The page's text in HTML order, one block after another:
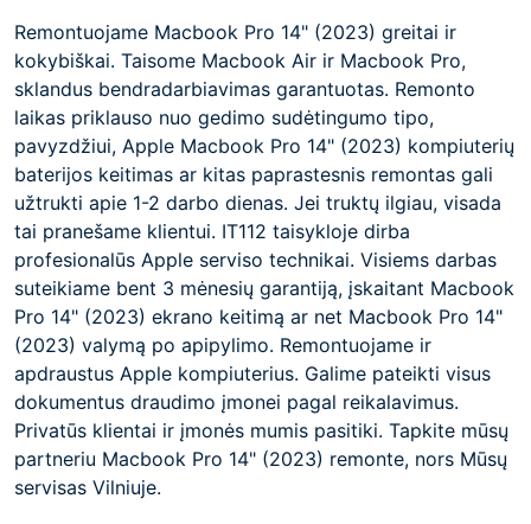
Remontuojame Macbook Pro 14" (2023) greitai ir
kokybiškai. Taisome Macbook Air ir Macbook Pro,
sklandus bendradarbiavimas garantuotas. Remonto
laikas priklauso nuo gedimo sudėtingumo tipo,
pavyzdžiui, Apple Macbook Pro 14" (2023) kompiuterių
baterijos keitimas ar kitas paprastesnis remontas gali
užtrukti apie 1-2 darbo dienas. Jei truktų ilgiau, visada
tai pranešame klientui. IT112 taisykloje dirba
profesionalūs Apple serviso technikai. Visiems darbas
suteikiame bent 3 mėnesių garantiją, įskaitant Macbook
Pro 14" (2023) ekrano keitimą ar net Macbook Pro 14"
(2023) valymą po apipylimo. Remontuojame ir
apdraustus Apple kompiuterius. Galime pateikti visus
dokumentus draudimo įmonei pagal reikalavimus.
Privatūs klientai ir įmonės mumis pasitiki. Tapkite mūsų
partneriu Macbook Pro 14" (2023) remonte, nors Mūsų
servisas Vilniuje.